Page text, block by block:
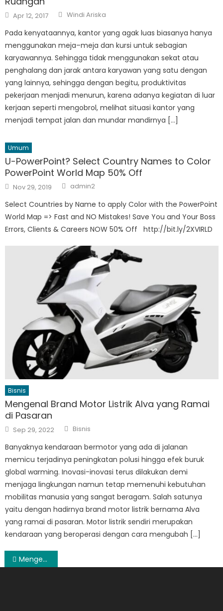
Posted
on
Apr 12, 2017 Author
Windi Ariska
Pada kenyataannya, kantor yang agak luas biasanya hanya
menggunakan meja–meja dan kursi untuk sebagian
karyawannya. Sehingga tidak menggunakan sekat atau
penghalang dan jarak antara karyawan yang satu dengan
yang lainnya, sehingga dengan begitu, produktivitas
pekerjaan menjadi menurun, karena adanya kegiatan di luar
kerjaan seperti mengobrol, melihat situasi kantor yang
menjadi tempat jalan dan mundar mandirnya […]
Umum
U-PowerPoint? Select Country Names to Color
PowerPoint World Map 50% Off
Posted
on
Nov 29, 2019 Author
admin2
Select Countries by Name to apply Color with the PowerPoint
World Map => Fast and NO Mistakes! Save You and Your Boss
Errors, Clients & Careers NOW 50% Off http://bit.ly/2XVIRLD
Bisnis
Mengenal Brand Motor Listrik Alva yang Ramai
di Pasaran
Posted
on
Sep 29, 2022 Author
Bisnis
Banyaknya kendaraan bermotor yang ada di jalanan
memicu terjadinya peningkatan polusi hingga efek buruk
global warming. Inovasi-inovasi terus dilakukan demi
menjaga lingkungan namun tetap memenuhi kebutuhan
mobilitas manusia yang sangat beragam. Salah satunya
yaitu dengan hadirnya brand motor listrik bernama Alva
yang ramai di pasaran. Motor listrik sendiri merupakan
kendaraan yang beroperasi dengan cara mengubah […]
Post
Mengenal Produk Popok Bayi MAKUKU Slim